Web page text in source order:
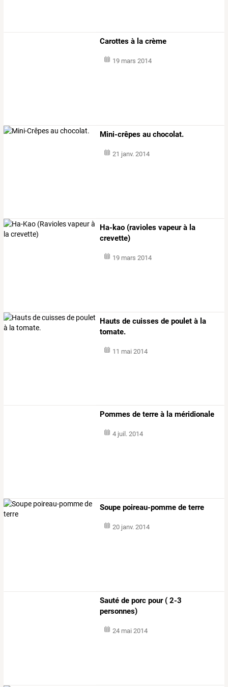
Carottes à la crème
19 mars 2014
Mini-crêpes au chocolat.
21 janv. 2014
Ha-kao (ravioles vapeur à la
crevette)
19 mars 2014
Hauts de cuisses de poulet à la
tomate.
11 mai 2014
Pommes de terre à la méridionale
4 juil. 2014
Soupe poireau-pomme de terre
20 janv. 2014
Sauté de porc pour ( 2-3
personnes)
24 mai 2014